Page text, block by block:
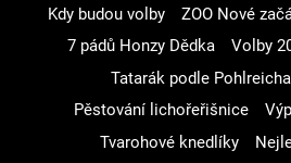
Kdy budou volby
ZOO Nové
7 pádů Honzy Dědka
Volby
Tatarák podle Pohlreicha
Pěstování lichořeřišnice
Tvarohové knedlíky